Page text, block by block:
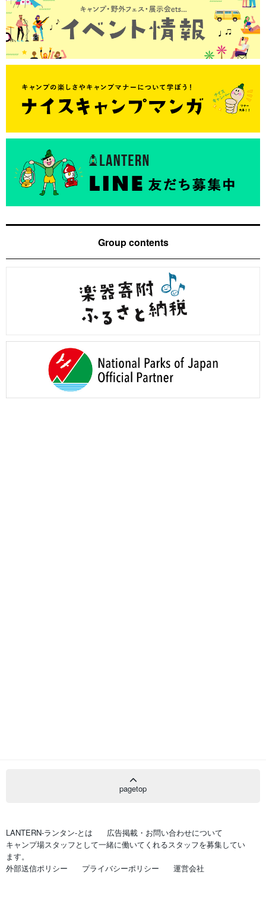
Group contents
pagetop
LANTERN-ランタン-とは
広告掲載・お問い合わせについて
キャンプ場スタッフとして一緒に働いてくれるスタッフを募集してい
ます。
外部送信ポリシー
プライバシーポリシー 運営会社